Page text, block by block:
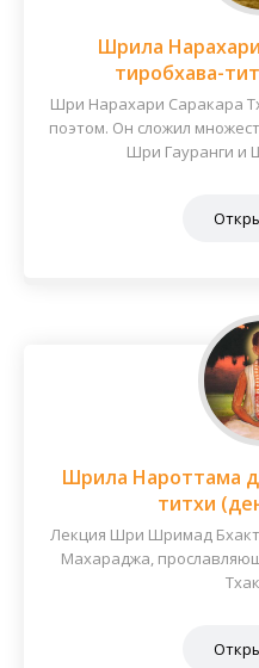
Шрила
тиробхава-
Шри Нарахари Саракара
поэтом. Он сложил
Шри Гауранги и
Шрила Нароттама
титхи
Лекция Шри Шримад
Махараджа,